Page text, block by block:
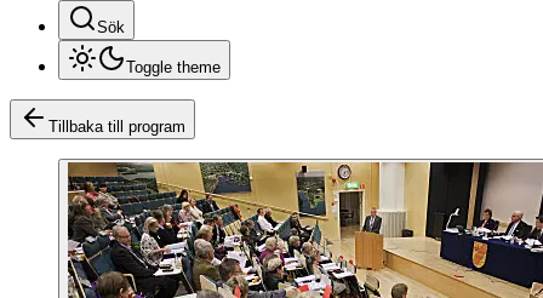
Sök
Toggle theme
Tillbaka till program